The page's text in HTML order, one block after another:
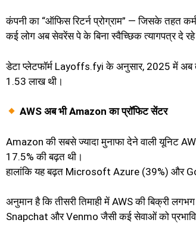
कंपनी का “ऑफिस रिटर्न प्रोग्राम” — जिसके तहत
कई लोग अब सेवरेंस पे के बिना स्वैच्छिक त्यागपत्र दे
डेटा प्लेटफॉर्म Layoffs.fyi के अनुसार, 2025 में अब
1.53 लाख थी।
AWS अब भी Amazon का प्रॉफिट सेंटर
Amazon की सबसे ज्यादा मुनाफा देने वाली यूनिट
17.5% की बढ़त थी।
हालांकि यह बढ़त Microsoft Azure (39%) और
अनुमान है कि तीसरी तिमाही में AWS की बिक्री
Snapchat और Venmo जैसी कई सेवाओं को